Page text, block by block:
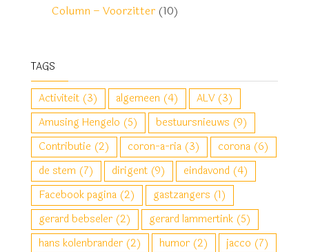
Column – Voorzitter (10)
TAGS
Activiteit (3) algemeen (4) ALV(3)
Amusing Hengelo (5) bestuursnieuws (9)
Contributie (2) coron-a-ria (3) corona (6)
de stem (7) dirigent (9) eindavond (4)
Facebook pagina (2) gastzangers (1)
gerard bebseler (2) gerard lammertink (5)
hans kolenbrander (2) humor (2) jacco (7)